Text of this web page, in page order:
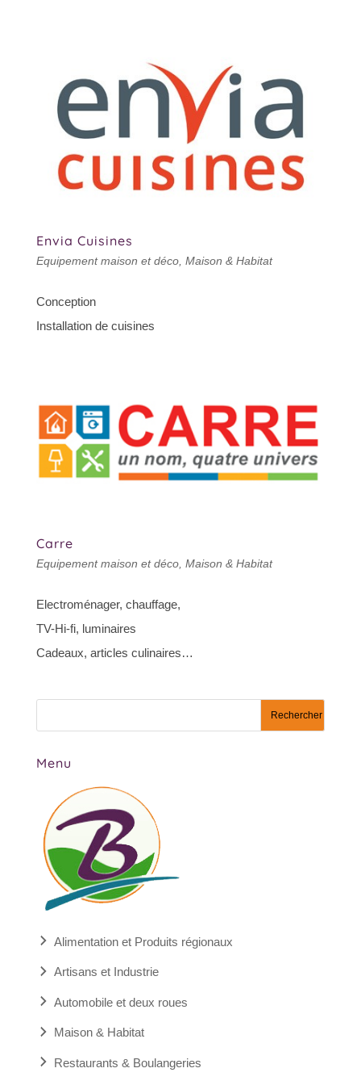
Envia Cuisines
Equipement maison et déco, Maison & Habitat
Conception
Installation de cuisines
Carre
Equipement maison et déco, Maison & Habitat
Electroménager, chauffage,
TV-Hi-fi, luminaires
Cadeaux, articles culinaires…
Menu
Alimentation et Produits régionaux
Artisans et Industrie
Automobile et deux roues
Maison & Habitat
Restaurants & Boulangeries